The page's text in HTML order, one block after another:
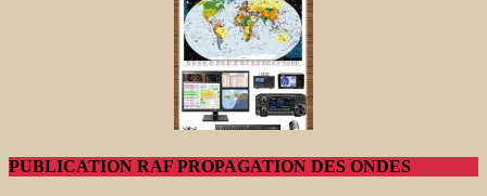
PUBLICATION RAF PROPAGATION DES ONDES